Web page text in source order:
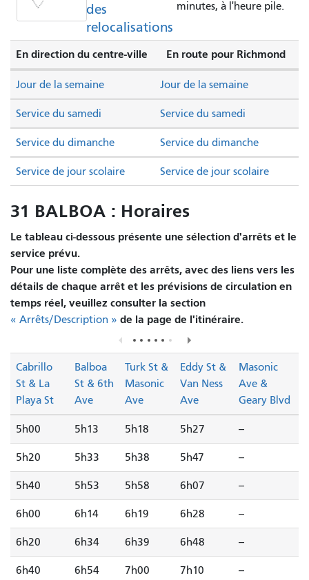
des
relocalisations
minutes, à l'heure pile.
En direction du centre-ville En route pour Richmond
Service du samedi Service du samedi
Service du dimanche Service du dimanche
Jour de la semaine Jour de la semaine
Service de jour scolaire Service de jour scolaire
31 BALBOA : Horaires
Le tableau ci-dessous présente une sélection d'arrêts et le
service prévu.
Pour une liste complète des arrêts, avec des liens vers les
détails de chaque arrêt et les prévisions de circulation en
temps réel, veuillez consulter la section
« Arrêts/Description » de la page de l'itinéraire.
Cabrillo
St & La
Playa St
Balboa
St & 6th
Ave
Turk St &
Masonic
Ave
Eddy St &
Van Ness
Ave
Masonic
Ave &
Geary Blvd
5h00 5h13 5h18 5h27 --
5h20 5h33 5h38 5h47 --
5h40 5h53 5h58 6h07 --
6h00 6h14 6h19 6h28 --
6h20 6h34 6h39 6h48 --
6h40 6h54 7h00 7h10 --